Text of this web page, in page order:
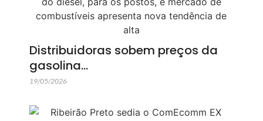
Distribuidoras sobem preços da
gasolina…
19/05/2026